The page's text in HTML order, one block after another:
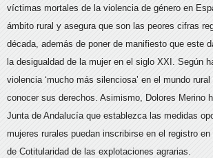
víctimas mortales de la violencia de género en
ámbito rural y asegura que son las peores cifras
década, además de poner de manifiesto que este
la desigualdad de la mujer en el siglo XXI. Según
violencia ‘mucho más silenciosa’ en el mundo
conocer sus derechos. Asimismo, Dolores Merino
Junta de Andalucía que establezca las medidas
mujeres rurales puedan inscribirse en el registro
de Cotitularidad de las explotaciones agrarias.